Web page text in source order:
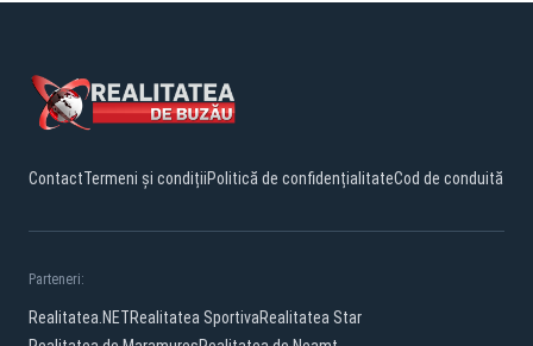
ContactTermeni și condițiiPolitică de confidențialitateCod de conduită
Parteneri:
Realitatea.NETRealitatea SportivaRealitatea Star